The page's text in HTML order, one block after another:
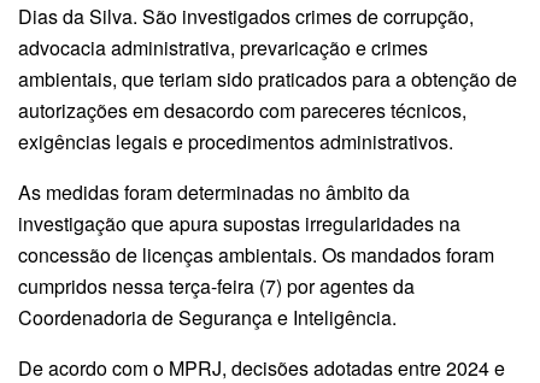
Dias da Silva. São investigados crimes de corrupção,
advocacia administrativa, prevaricação e crimes
ambientais, que teriam sido praticados para a obtenção de
autorizações em desacordo com pareceres técnicos,
exigências legais e procedimentos administrativos.
As medidas foram determinadas no âmbito da
investigação que apura supostas irregularidades na
concessão de licenças ambientais. Os mandados foram
cumpridos nessa terça-feira (7) por agentes da
Coordenadoria de Segurança e Inteligência.
De acordo com o MPRJ, decisões adotadas entre 2024 e